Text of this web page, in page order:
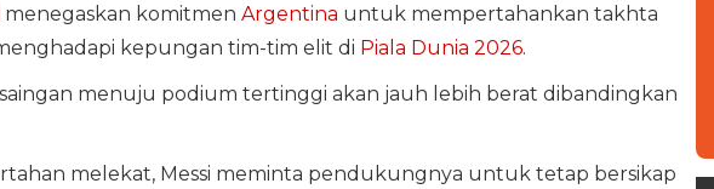
menegaskan komitmen Argentina untuk mempertahankan takhta
kepungan tim-tim elit di Piala Dunia 2026.
menuju podium tertinggi akan jauh lebih berat dibandingkan
melekat, Messi meminta pendukungnya untuk tetap bersikap